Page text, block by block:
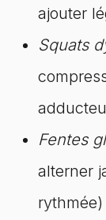
ajouter
Squats
Fentes
alterner
rythmée)